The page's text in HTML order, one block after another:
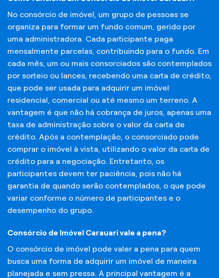
No consórcio de imóvel, um grupo de pessoas se
organiza para formar um fundo comum, gerido por
uma administradora. Cada participante paga
mensalmente parcelas, contribuindo para o fundo. Em
cada mês, um ou mais consorciados são contemplados
por sorteio ou lances, recebendo uma carta de crédito,
que pode ser usada para adquirir um imóvel
residencial, comercial ou até mesmo um terreno. A
vantagem é que não há cobrança de juros, apenas uma
taxa de administração sobre o valor da carta de
crédito. Após a contemplação, o consorciado pode
comprar o imóvel à vista, utilizando o valor da carta de
crédito para a negociação. Entretanto, os
participantes devem ter paciência, pois não há
garantia de quando serão contemplados, o que pode
variar conforme o número de participantes e o
desempenho do grupo.
Consórcio de Imóvel Carauari vale a pena?
O consórcio de imóvel pode valer a pena para quem
busca uma forma de adquirir um imóvel de maneira
planejada e sem pressa. A principal vantagem é a